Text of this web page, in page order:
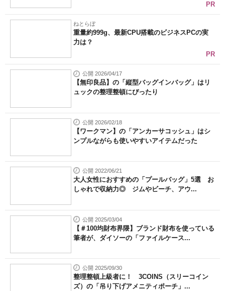
PR
ねとらぼ
重量約999g、最新CPU搭載のビジネスPCの実
力は？
PR
公開 2026/04/17
【無印良品】の「縦型バッグインバッグ」はリ
ュックの整理整頓にぴったり
公開 2026/02/18
【ワークマン】の「アンカーサコッシュ」はシ
ンプルながらも使いやすいアイテムだった
公開 2022/06/21
大人女性におすすめの「プールバッグ」5選 お
しゃれで収納力◎ ジムやビーチ、アウ...
公開 2025/03/04
【＃100均財布界隈】ブランド財布を使っている
筆者が、ダイソーの「ファイルケース...
公開 2025/09/30
整理整頓上級者に！ 3COINS（スリーコイン
ズ）の「吊り下げアメニティポーチ」...